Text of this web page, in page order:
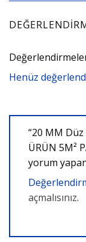
Henüz
“20 MM
ÜRÜN 5M²
yorum
açmalısınız.